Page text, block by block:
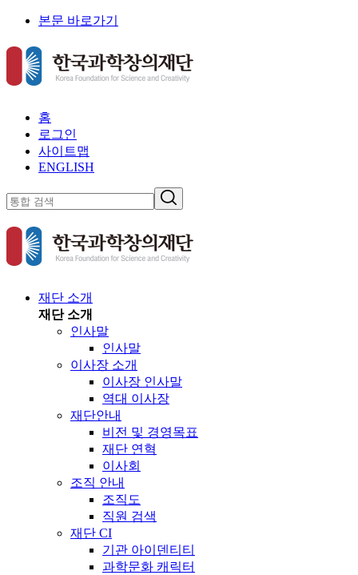
본문 바로가기
홈
로그인
사이트맵
ENGLISH
재단 소개
재단 소개
인사말
인사말
이사장 소개
이사장 인사말
역대 이사장
재단안내
비전 및 경영목표
재단 연혁
이사회
조직 안내
조직도
직원 검색
재단 CI
기관 아이덴티티
과학문화 캐릭터